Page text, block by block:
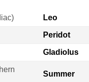
Leo
Peridot
Gladiolus
Summer